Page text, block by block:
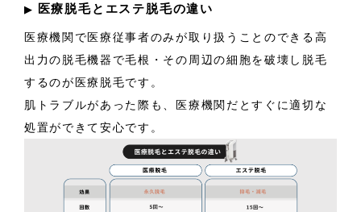
▶︎ 医療脱毛とエステ脱毛の違い
医療機関で医療従事者のみが取り扱うことのできる高
出力の脱毛機器で毛根・その周辺の細胞を破壊し脱毛
するのが医療脱毛です。
肌トラブルがあった際も、医療機関だとすぐに適切な
処置ができて安心です。